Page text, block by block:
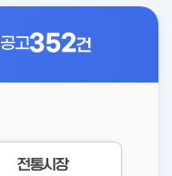
고352건
전통시장